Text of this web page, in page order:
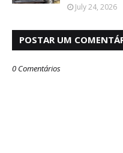
July 24, 2026
POSTAR UM
0 Comentários